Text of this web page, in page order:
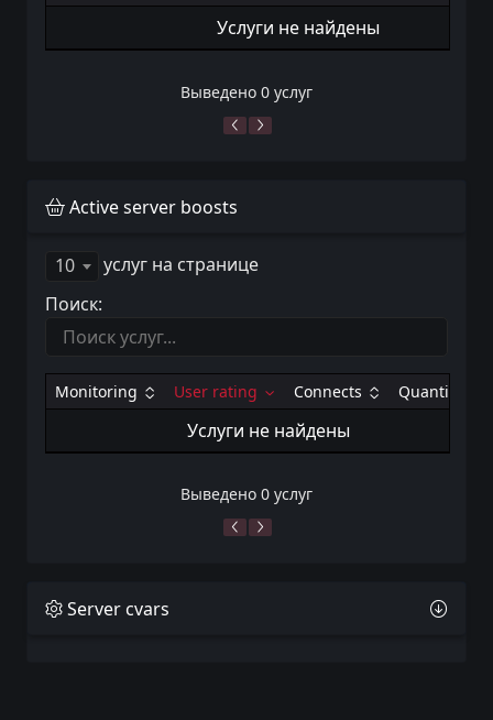
Услуги не найдены
Выведено 0 услуг
Active server boosts
10
услуг на странице
Поиск:
Monitoring User rating Connects Quantity
Услуги не найдены
Выведено 0 услуг
Server cvars